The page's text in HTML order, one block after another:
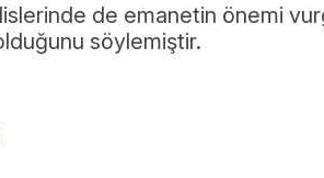
de emanetin önemi
söylemiştir.